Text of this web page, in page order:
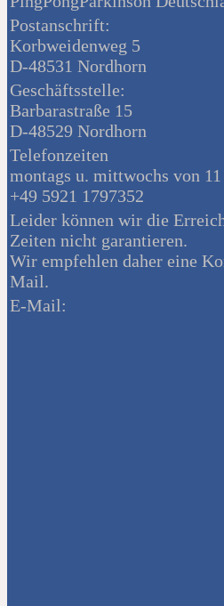
Postanschrift:
Korbweidenweg 5
D-48531 Nordhorn
Geschäftsstelle:
Barbarastraße 15
D-48529 Nordhorn
Telefonzeiten
montags u. mittwochs von
+49 5921 1797352
Leider können wir die
Zeiten nicht garantieren.
Wir empfehlen daher eine
Mail.
E-Mail: